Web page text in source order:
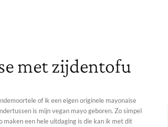
met zijdentofu
of ik een eigen originele mayonaise
is mijn vegan mayo geboren. Zo simpel
een hele uitdaging is die kan ik met dit